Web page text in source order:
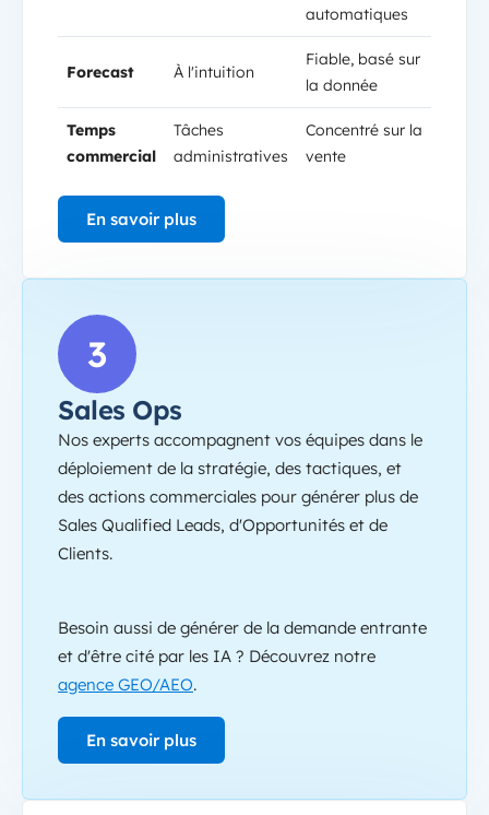
automatiques
Forecast À l'intuition
Fiable, basé sur
la donnée
Temps
commercial
Tâches
administratives
Concentré sur la
vente
En savoir plus
3
Sales Ops
Nos experts accompagnent vos équipes dans le
déploiement de la stratégie, des tactiques, et
des actions commerciales pour générer plus de
Sales Qualified Leads, d'Opportunités et de
Clients.
Besoin aussi de générer de la demande entrante
et d'être cité par les IA ? Découvrez notre
agence GEO/AEO.
En savoir plus